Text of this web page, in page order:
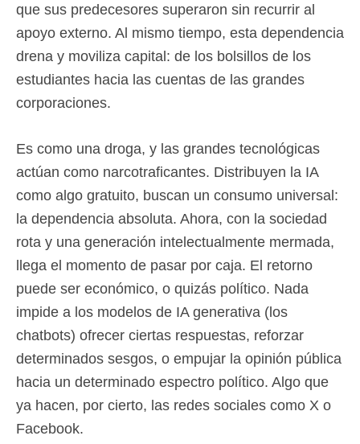
que sus predecesores superaron sin recurrir al
apoyo externo. Al mismo tiempo, esta dependencia
drena y moviliza capital: de los bolsillos de los
estudiantes hacia las cuentas de las grandes
corporaciones.
Es como una droga, y las grandes tecnológicas
actúan como narcotraficantes. Distribuyen la IA
como algo gratuito, buscan un consumo universal:
la dependencia absoluta. Ahora, con la sociedad
rota y una generación intelectualmente mermada,
llega el momento de pasar por caja. El retorno
puede ser económico, o quizás político. Nada
impide a los modelos de IA generativa (los
chatbots) ofrecer ciertas respuestas, reforzar
determinados sesgos, o empujar la opinión pública
hacia un determinado espectro político. Algo que
ya hacen, por cierto, las redes sociales como X o
Facebook.